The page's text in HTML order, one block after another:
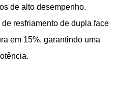
de alto desempenho.
resfriamento de dupla face
em 15%, garantindo uma